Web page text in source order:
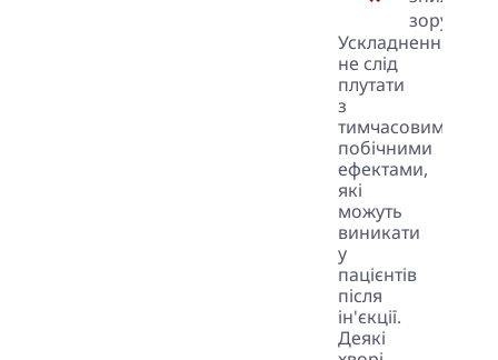
зору.
Ускладнення
не слід
плутати
з
тимчасовими
побічними
ефектами,
які
можуть
виникати
у
пацієнтів
після
ін'єкції.
Деякі